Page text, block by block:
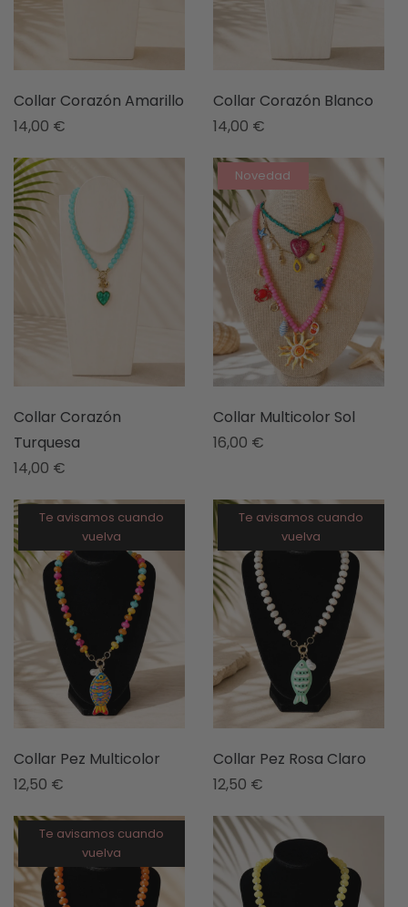
Collar Corazón Amarillo
14,00 €
Collar Corazón Blanco
14,00 €
Collar Corazón
Turquesa
14,00 €
Novedad
Collar Multicolor Sol
16,00 €
Te avisamos cuando
vuelva
Collar Pez Multicolor
12,50 €
Te avisamos cuando
vuelva
Collar Pez Rosa Claro
12,50 €
Te avisamos cuando
vuelva